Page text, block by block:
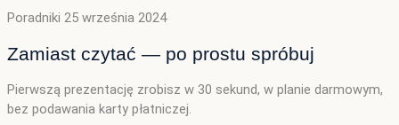
Poradniki 25 września 2024
Zamiast czytać — po prostu spróbuj
Pierwszą prezentację zrobisz w 30 sekund, w planie darmowym,
bez podawania karty płatniczej.